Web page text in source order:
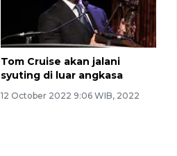
Tom Cruise akan jalani
syuting di luar angkasa
12 October 2022 9:06 WIB, 2022